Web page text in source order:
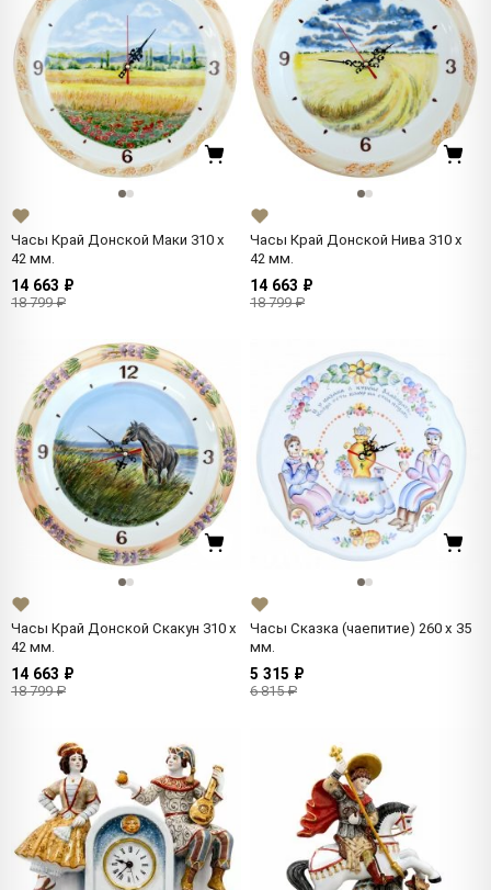
Часы Край Донской Маки 310 x
42 мм.
14 663 ₽
18 799 ₽
Часы Край Донской Нива 310 x
42 мм.
14 663 ₽
18 799 ₽
Часы Край Донской Скакун 310 x
42 мм.
14 663 ₽
18 799 ₽
Часы Сказка (чаепитие) 260 x 35
мм.
5 315 ₽
6 815 ₽